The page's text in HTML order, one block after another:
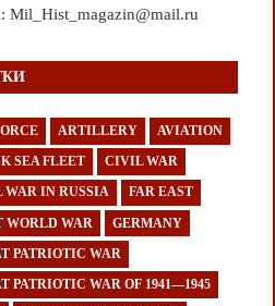
Mil_Hist_magazin@mail.ru
ARTILLERY AVIATION
SEA FLEET CIVIL WAR
IN RUSSIA FAR EAST
WORLD WAR GERMANY
PATRIOTIC WAR
PATRIOTIC WAR OF 1941—1945